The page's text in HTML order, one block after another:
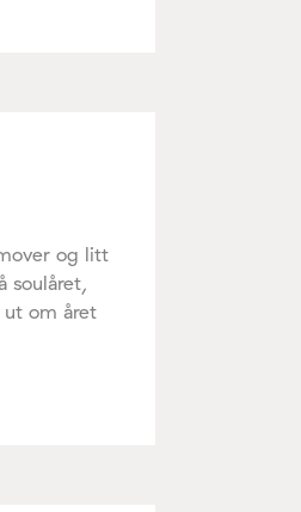
og litt
soulåret,
ut om året